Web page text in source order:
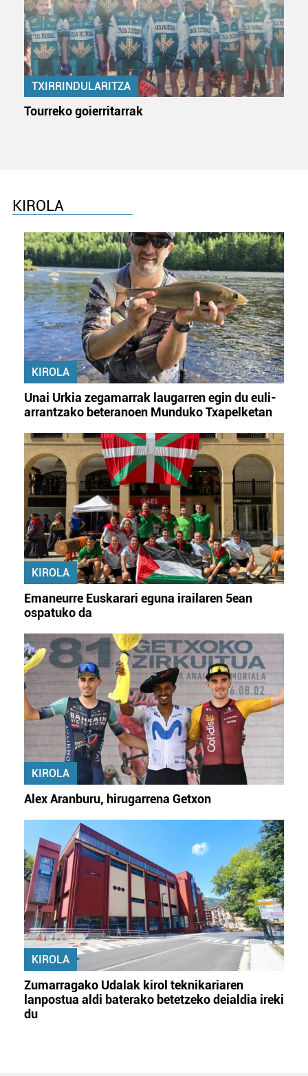
TXIRRINDULARITZA
Tourreko goierritarrak
KIROLA
KIROLA
Unai Urkia zegamarrak laugarren egin du euli-
arrantzako beteranoen Munduko Txapelketan
KIROLA
Emaneurre Euskarari eguna irailaren 5ean
ospatuko da
KIROLA
Alex Aranburu, hirugarrena Getxon
KIROLA
Zumarragako Udalak kirol teknikariaren
lanpostua aldi baterako betetzeko deialdia ireki
du